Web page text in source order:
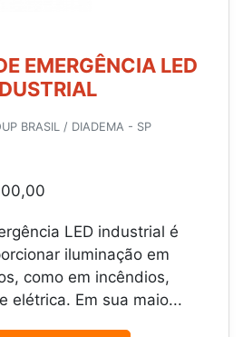
EMERGÊNCIA LED
BRASIL / DIADEMA - SP
LED industrial é
iluminação em
como em incêndios,
elétrica. Em sua maio...